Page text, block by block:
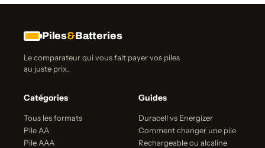
Piles&Batteries
Le comparateur qui vous fait payer vos piles
au juste prix.
Catégories
Tous les formats
Pile AA
Pile AAA
Guides
Duracell vs Energizer
Comment changer une pile
Rechargeable ou alcaline